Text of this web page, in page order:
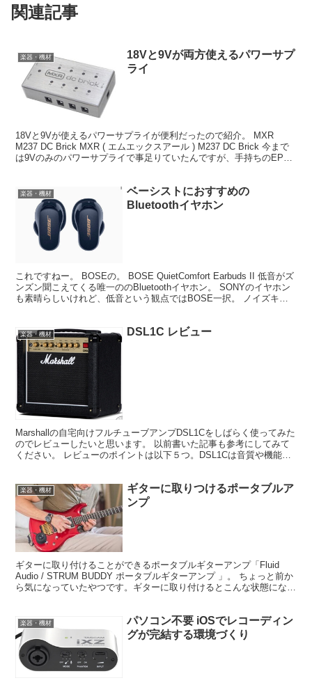
関連記事
楽器・機材
18Vと9Vが両方使えるパワーサプ
ライ
18Vと9Vが使えるパワーサプライが便利だったので紹介。 MXR
M237 DC Brick MXR ( エムエックスアール ) M237 DC Brick 今まで
は9Vのみのパワーサプライで事足りていたんですが、手持ちのEPブ
楽器・機材
ベーシストにおすすめの
Bluetoothイヤホン
これですねー。 BOSEの。 BOSE QuietComfort Earbuds II 低音がズ
ンズン聞こえてくる唯一ののBluetoothイヤホン。 SONYのイヤホン
も素晴らしいけれど、低音という観点ではBOSE一択。 ノイズキャ
楽器・機材 DSL1C レビュー
Marshallの自宅向けフルチューブアンプDSL1Cをしばらく使ってみた
のでレビューしたいと思います。 以前書いた記事も参考にしてみて
ください。 レビューのポイントは以下５つ。DSL1Cは音質や機能に
楽器・機材
ギターに取りつけるポータブルア
ンプ
ギターに取り付けることができるポータブルギターアンプ「Fluid
Audio / STRUM BUDDY ポータブルギターアンプ 」。 ちょっと前か
ら気になっていたやつです。ギターに取り付けるとこんな状態になり
楽器・機材
パソコン不要 iOSでレコーディン
グが完結する環境づくり